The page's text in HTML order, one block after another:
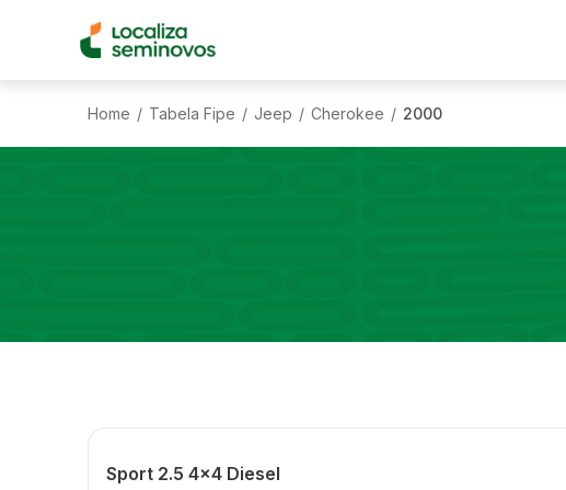
Home / Tabela Fipe / Jeep / Cherokee / 2000
Sport 2.5 4x4 Diesel